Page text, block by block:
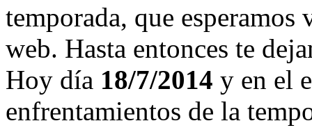
temporada, que esperamos
web. Hasta entonces te
Hoy día 18/7/2014 y en el
enfrentamientos de la